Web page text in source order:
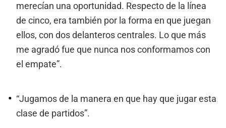
merecían una oportunidad. Respecto de la línea
de cinco, era también por la forma en que juegan
ellos, con dos delanteros centrales. Lo que más
me agradó fue que nunca nos conformamos con
el empate”.
“Jugamos de la manera en que hay que jugar esta
clase de partidos”.